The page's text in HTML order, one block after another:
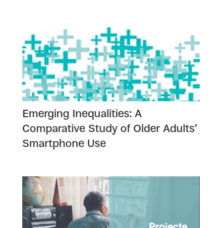
Emerging Inequalities: A
Comparative Study of Older Adults’
Smartphone Use